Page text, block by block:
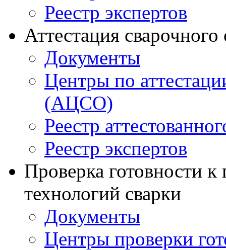
Реестр экспертов
Аттестация
Документы
Центры по
(АЦСО)
Реестр
Реестр экспертов
Проверка готовности
технологий сварки
Документы
Центры проверки